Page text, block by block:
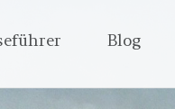
Blog